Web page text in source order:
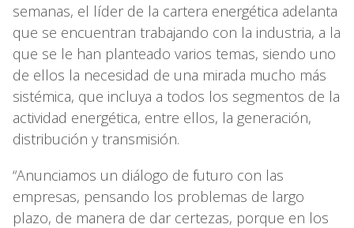
semanas, el líder de la cartera energética adelanta
que se encuentran trabajando con la industria, a la
que se le han planteado varios temas, siendo uno
de ellos la necesidad de una mirada mucho más
sistémica, que incluya a todos los segmentos de la
actividad energética, entre ellos, la generación,
distribución y transmisión.
“Anunciamos un diálogo de futuro con las
empresas, pensando los problemas de largo
plazo, de manera de dar certezas, porque en los